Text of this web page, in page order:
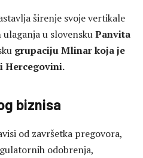
širenje svoje vertikale
u slovenskuPanvita
grupaciju Mlinar koja je
Hercegovini.
biznisa
od završetka pregovora,
odobrenja,